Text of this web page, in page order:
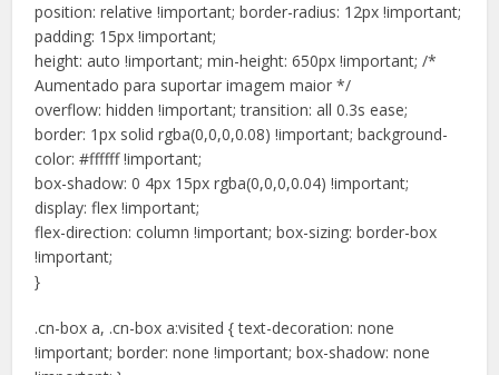
position: relative !important; border-radius: 12px !important;
padding: 15px !important;
height: auto !important; min-height: 650px !important; /*
Aumentado para suportar imagem maior */
overflow: hidden !important; transition: all 0.3s ease;
border: 1px solid rgba(0,0,0,0.08) !important; background-
color: #ffffff !important;
box-shadow: 0 4px 15px rgba(0,0,0,0.04) !important;
display: flex !important;
flex-direction: column !important; box-sizing: border-box
!important;
}
.cn-box a, .cn-box a:visited { text-decoration: none
!important; border: none !important; box-shadow: none